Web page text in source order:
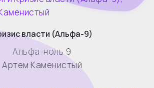
власти (Альфа-9)
Альфа-ноль 9
Артем Каменистый